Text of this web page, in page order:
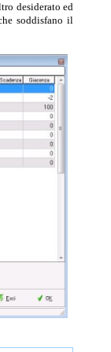
desiderato ed
soddisfano il